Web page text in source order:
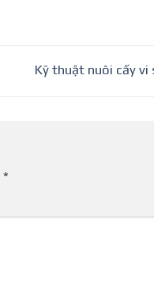
Kỹ thuật nuôi cấy vi
*